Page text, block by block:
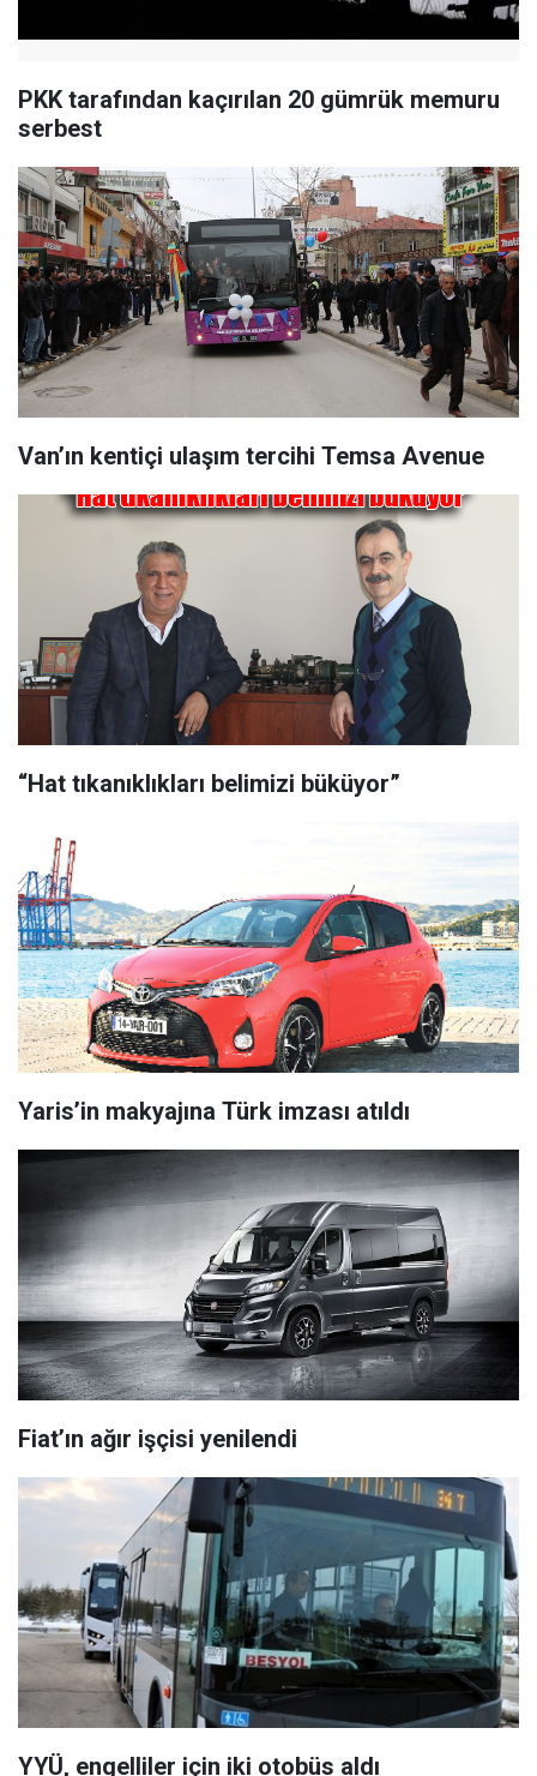
PKK tarafından kaçırılan 20 gümrük memuru
serbest
Van’ın kentiçi ulaşım tercihi Temsa Avenue
“Hat tıkanıklıkları belimizi büküyor”
Yaris’in makyajına Türk imzası atıldı
Fiat’ın ağır işçisi yenilendi
YYÜ, engelliler için iki otobüs aldı